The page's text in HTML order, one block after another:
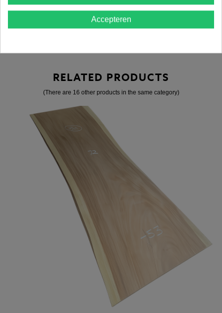
RELATED PRODUCTS
(There are 16 other products in the same category)
Accepteren